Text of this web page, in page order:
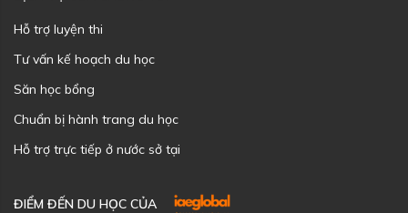
Hỗ trợ luyện thi
Tư vấn kế hoạch du học
Săn học bổng
Chuẩn bị hành trang du học
Hỗ trợ trực tiếp ở nước sở tại
ĐIỂM ĐẾN DU HỌC CỦA